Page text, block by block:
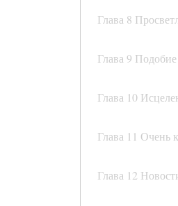
Глава 8
Глава 9
Глава 10
Глава 11 Очень
Глава 12